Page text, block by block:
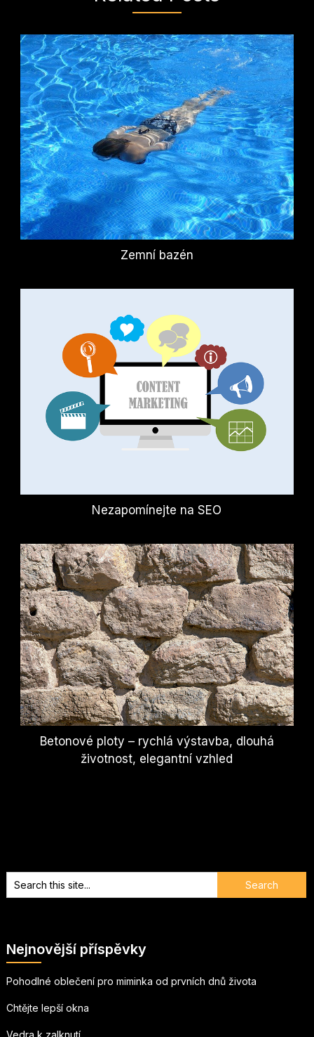
Zemní bazén
Nezapomínejte na SEO
Betonové ploty – rychlá výstavba, dlouhá
životnost, elegantní vzhled
Nejnovější příspěvky
Pohodlné oblečení pro miminka od prvních dnů života
Chtějte lepší okna